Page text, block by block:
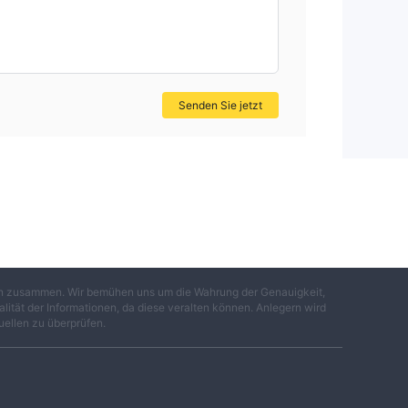
Senden Sie jetzt
Wir bemühen uns um die Wahrung der Genauigkeit,
der Informationen, da diese veralten können. Anlegern wird
zu überprüfen.